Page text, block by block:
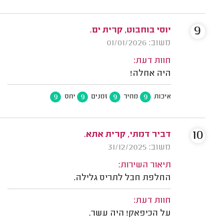
יוסי בוחבוט, קרית ים.
משוב: 01/01/2026
חוות דעת:
היה אחלה!
איכות 9 מחיר 9 זמנים 9 יחס 9
9
דביר דמתי, קרית אתא.
משוב: 31/12/2025
תיאור השירות:
החלפת חבל לתריס גלילה.
חוות דעת:
על הכיפאק! היה עשר.
10